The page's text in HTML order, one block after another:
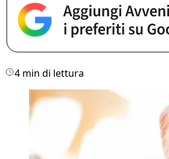
4 min di lettura